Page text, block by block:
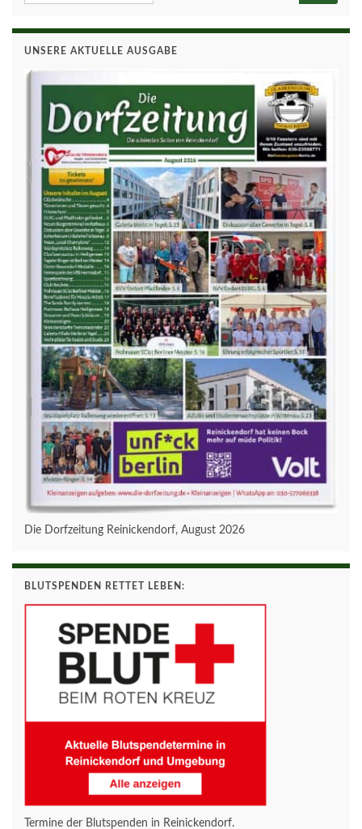
UNSERE AKTUELLE AUSGABE
Die Dorfzeitung Reinickendorf, August 2026
BLUTSPENDEN RETTET LEBEN:
Termine der Blutspenden in Reinickendorf.